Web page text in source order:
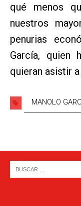
qué menos
nuestros
penurias
García, quien
quieran asistir
MANOLO